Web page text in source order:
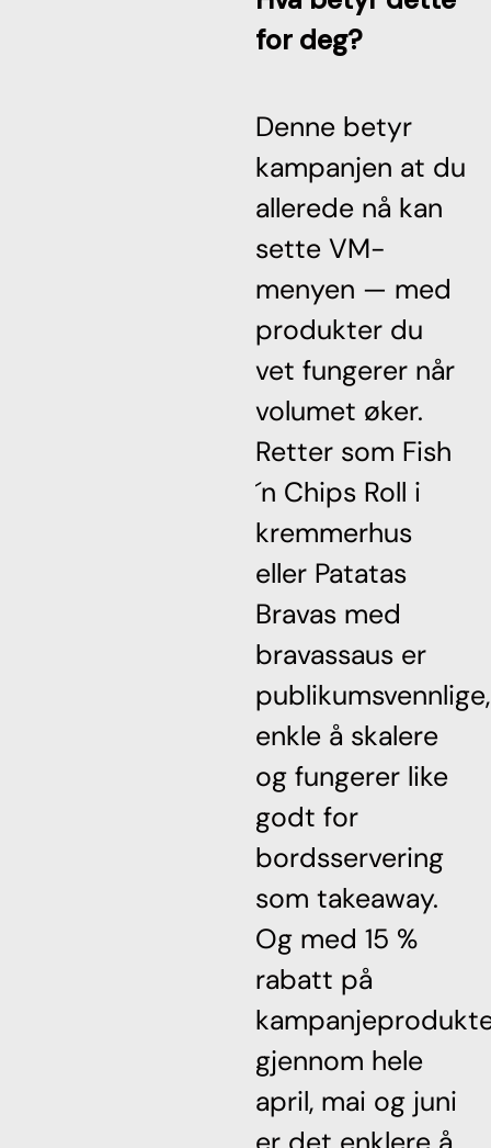
for deg?
Denne betyr
kampanjen at du
allerede nå kan
sette VM-
menyen — med
produkter du
vet fungerer når
volumet øker.
Retter som Fish
´n Chips Roll i
kremmerhus
eller Patatas
Bravas med
bravassaus er
publikumsvennlige,
enkle å skalere
og fungerer like
godt for
bordsservering
som takeaway.
Og med 15 %
rabatt på
gjennom hele
april, mai og juni